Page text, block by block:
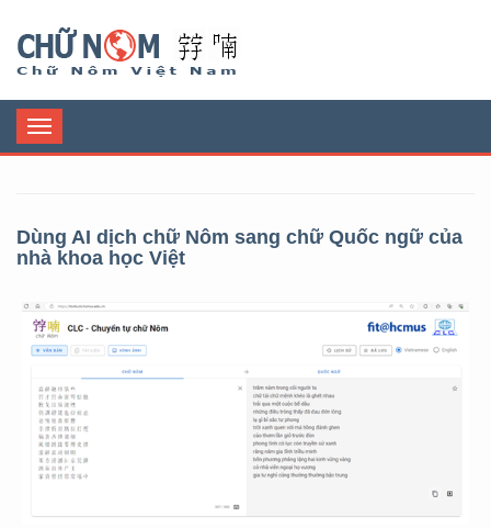
Toggle
navigation
Dùng AI dịch chữ Nôm sang chữ Quốc ngữ của
nhà khoa học Việt